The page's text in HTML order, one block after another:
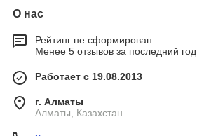
О нас
Рейтинг не сформирован
Менее 5 отзывов за последний год
Работает с 19.08.2013
г. Алматы
Алматы, Казахстан